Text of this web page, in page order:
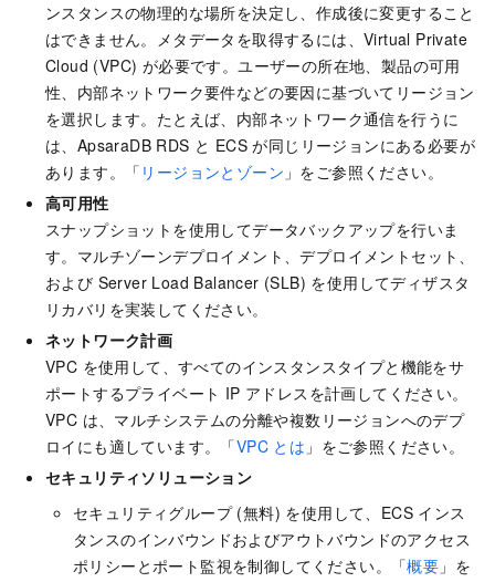
ンスタンスの物理的な場所を決定し、作成後に変更すること
はできません。メタデータを取得するには、 Virtual Private
Cloud (VPC) が必要です。ユーザーの所在地、製品の可用
性、内部ネットワーク要件などの要因に基づいてリージョン
を選択します。たとえば、内部ネットワーク通信を行うに
は、 ApsaraDB RDS と ECS が同じリージョンにある必要が
あります。「 リージョンとゾーン 」をご参照ください。
高可用性
スナップショットを使用してデータバックアップを行いま
す。マルチゾーンデプロイメント、デプロイメントセット、
および Server Load Balancer (SLB) を使用してディザスタ
リカバリを実装してください。
ネットワーク計画
VPC を使用して、すべてのインスタンスタイプと機能をサ
ポートするプライベート IP アドレスを計画してください。
VPC は、マルチシステムの分離や複数リージョンへのデプ
ロイにも適しています。「VPC とは 」をご参照ください。
セキュリティソリューション
セキュリティグループ (無料) を使用して、ECS インス
タンスのインバウンドおよびアウトバウンドのアクセス
ポリシーとポート監視を制御してください。「概要 」を